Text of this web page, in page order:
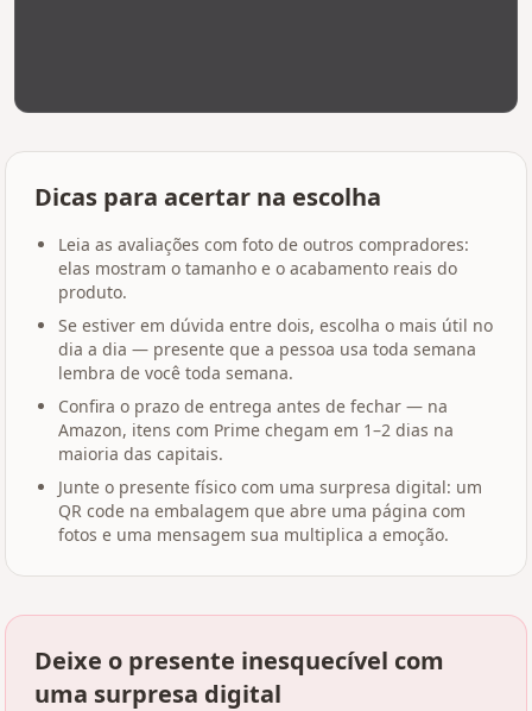
Dicas para acertar na escolha
Leia as avaliações com foto de outros compradores:
elas mostram o tamanho e o acabamento reais do
produto.
Se estiver em dúvida entre dois, escolha o mais útil no
dia a dia — presente que a pessoa usa toda semana
lembra de você toda semana.
Confira o prazo de entrega antes de fechar — na
Amazon, itens com Prime chegam em 1–2 dias na
maioria das capitais.
Junte o presente físico com uma surpresa digital: um
QR code na embalagem que abre uma página com
fotos e uma mensagem sua multiplica a emoção.
Deixe o presente inesquecível com
uma surpresa digital